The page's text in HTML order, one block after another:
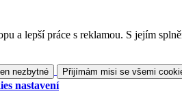
a lepší práce s reklamou. S jejím
nezbytné
Přijímám misi se všemi
nastavení